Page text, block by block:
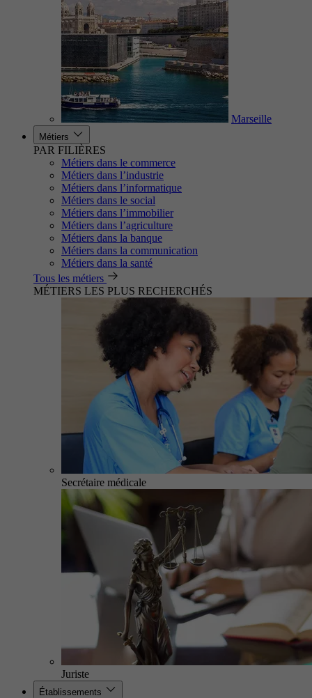
Marseille
Métiers
PAR FILIÈRES
Métiers dans le commerce
Métiers dans l’industrie
Métiers dans l’informatique
Métiers dans le social
Métiers dans l’immobilier
Métiers dans l’agriculture
Métiers dans la banque
Métiers dans la communication
Métiers dans la santé
Tous les métiers
MÉTIERS LES PLUS RECHERCHÉS
Secrétaire médicale
Juriste
Établissements